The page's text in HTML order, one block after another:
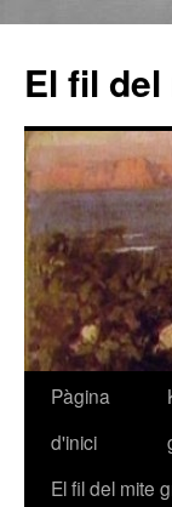
El fil
Vés
contingut
Pàgina
d'inici
El fil del mite